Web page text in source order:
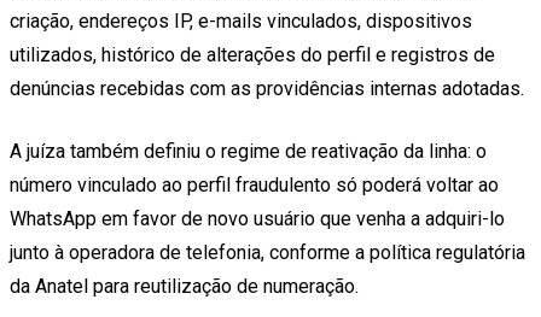
criação, endereços IP, e-mails vinculados, dispositivos
utilizados, histórico de alterações do perfil e registros de
denúncias recebidas com as providências internas adotadas.
A juíza também definiu o regime de reativação da linha: o
número vinculado ao perfil fraudulento só poderá voltar ao
WhatsApp em favor de novo usuário que venha a adquiri-lo
junto à operadora de telefonia, conforme a política regulatória
da Anatel para reutilização de numeração.